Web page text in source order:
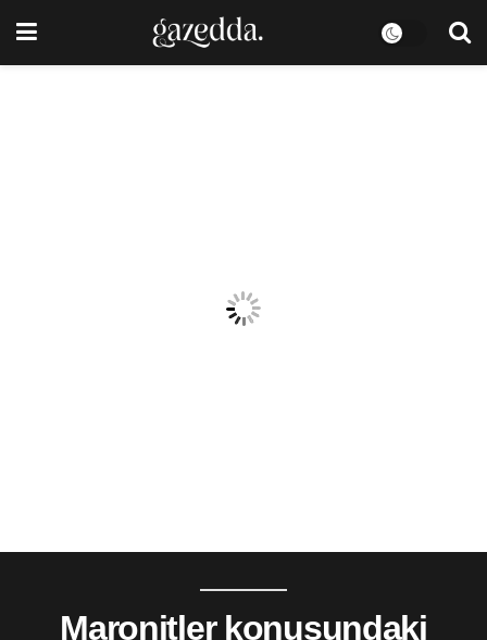
Maronitler konusundaki